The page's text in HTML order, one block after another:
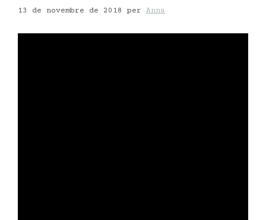
13 de novembre de 2018 per Anna